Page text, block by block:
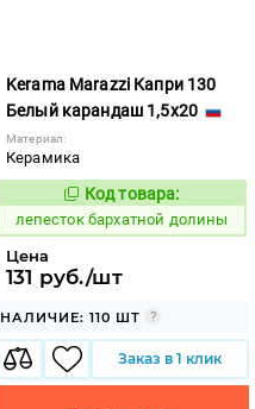
Kerama Marazzi Капри 130
Белый карандаш 1,5x20
Материал:
Керамика
859771
Код товара:
лепесток бархатной долины
Цена
131 руб./шт
НАЛИЧИЕ: 110 ШТ
Заказ в 1 клик